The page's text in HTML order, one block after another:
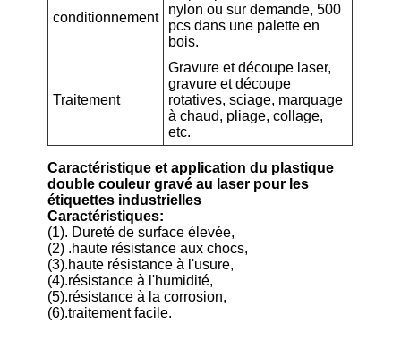
conditionnement
nylon ou sur demande, 500
pcs dans une palette en
bois.
Traitement
Gravure et découpe laser,
gravure et découpe
rotatives, sciage, marquage
à chaud, pliage, collage,
etc.
Caractéristique et application du plastique
double couleur gravé au laser pour les
étiquettes industrielles
Caractéristiques:
(1). Dureté de surface élevée,
(2) .haute résistance aux chocs,
(3).haute résistance à l'usure,
(4).résistance à l'humidité,
(5).résistance à la corrosion,
(6).traitement facile.